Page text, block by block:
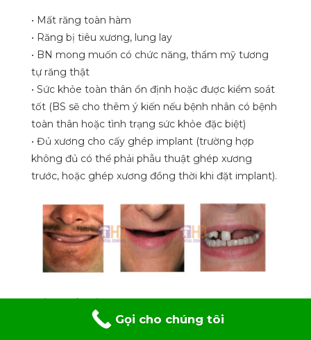
• Mất răng toàn hàm
• Răng bị tiêu xương, lung lay
• BN mong muốn có chức năng, thẩm mỹ tương
tự răng thật
• Sức khỏe toàn thân ổn định hoặc được kiểm soát
tốt (BS sẽ cho thêm ý kiến nếu bệnh nhân có bệnh
toàn thân hoặc tình trạng sức khỏe đặc biệt)
• Đủ xương cho cấy ghép implant (trường hợp
không đủ có thể phải phẫu thuật ghép xương
trước, hoặc ghép xương đồng thời khi đặt implant).
Lợi ích của việc lựa chọn phương pháp All – on
Gọi cho chúng tôi